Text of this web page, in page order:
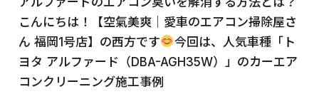
八
女
広
川
大
ー
ニ
ン
グ
ア
コ
ン
洗
こんにちは！【空氣美爽｜愛車のエアコン掃除屋さ
ん 福岡1号店】の西方です
今回は、人気車種「ト
ヨタ アルファード（DBA-AGH35W）」のカーエア
コンクリーニング施工事例